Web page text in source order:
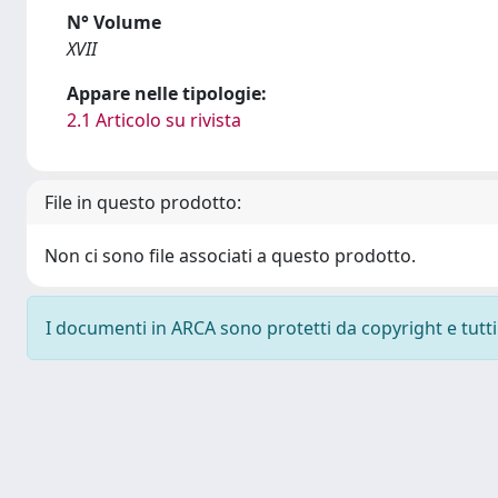
N° Volume
XVII
Appare nelle tipologie:
2.1 Articolo su rivista
File in questo prodotto:
Non ci sono file associati a questo prodotto.
I documenti in ARCA sono protetti da copyright e